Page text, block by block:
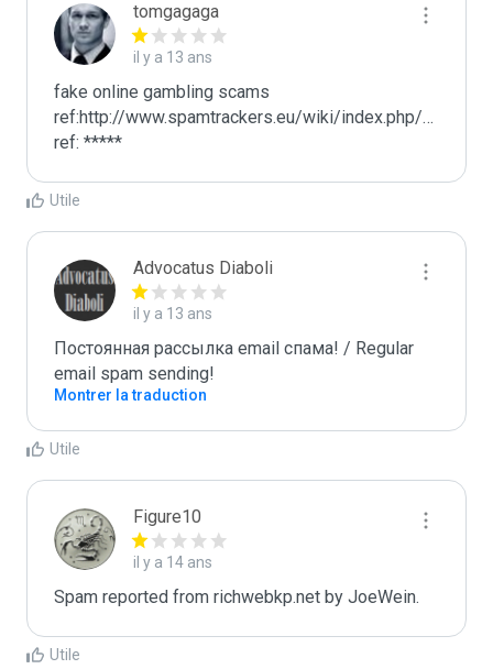
tomgagaga
il y a 13 ans
fake online gambling scams
ref:http://www.spamtrackers.eu/wiki/index.php/
ref: *****
Utile
Advocatus Diaboli
il y a 13 ans
Постоянная рассылка email спама! / Regular
email spam sending!
Montrer la traduction
Utile
Figure10
il y a 14 ans
Spam reported from richwebkp.net by JoeWein.
Utile